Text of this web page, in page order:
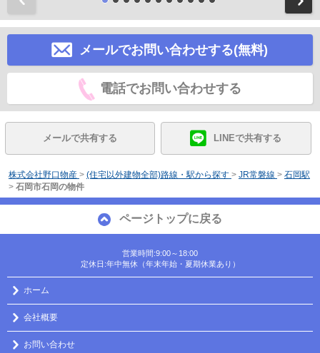
メールでお問い合わせする(無料)
電話でお問い合わせする
メールで共有する LINEで共有する
株式会社野口物産 > (住宅以外建物全部)路線・駅から探す > JR常磐線 > 石岡駅
> 石岡市石岡の物件
ページトップに戻る
営業時間:9:00～18:00
定休日:年中無休（年末年始・夏期休業あり）
ホーム
会社概要
お問い合わせ